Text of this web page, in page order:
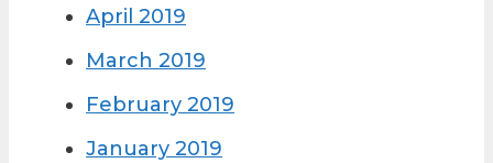
April 2019
March 2019
February 2019
January 2019